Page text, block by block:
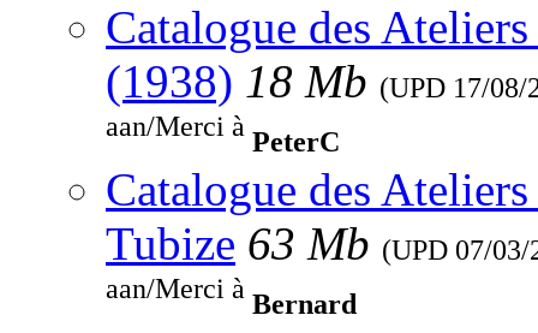
Catalogue des
(1938) 18 Mb (UPD 17/08/
aan/Merci à PeterC
Catalogue des
Tubize 63 Mb (UPD 07/03/
aan/Merci à Bernard